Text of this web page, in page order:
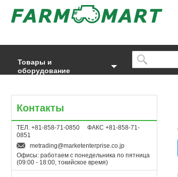
Товары и
оборудование
Контакты
ТЕЛ. +81-858-71-0850 ФАКС +81-858-71-
0851
metrading
marketenterprise.co.jp
Офисы: работаем с понедельника по пятница
(09:00 - 18:00, токийское время)